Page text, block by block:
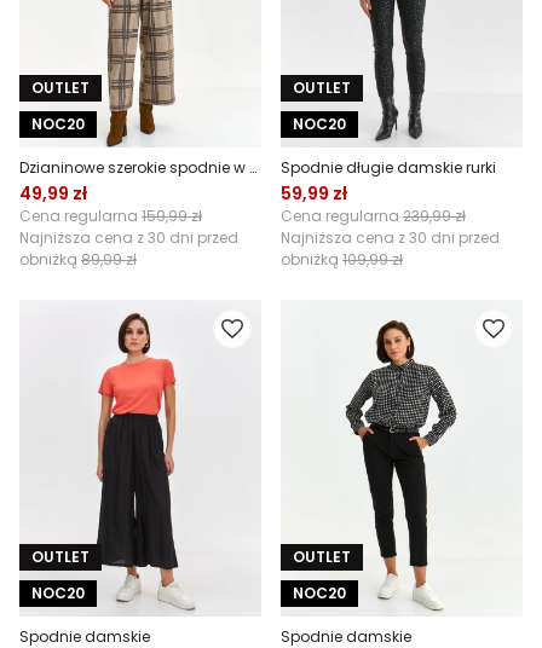
OUTLET
NOC20
Dzianinowe szerokie spodnie w kratę
49,99 zł
Cena regularna 159,99 zł
Najniższa cena z 30 dni przed
obniżką 89,99 zł
OUTLET
NOC20
Spodnie długie damskie rurki
59,99 zł
Cena regularna 239,99 zł
Najniższa cena z 30 dni przed
obniżką 109,99 zł
OUTLET
NOC20
Spodnie damskie
OUTLET
NOC20
Spodnie damskie